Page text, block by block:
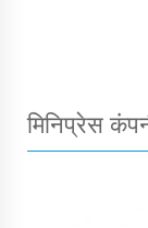
मिनिप्रेस